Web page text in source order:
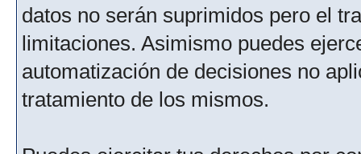
datos no serán suprimidos pero el
limitaciones. Asimismo puedes
automatización de decisiones no
tratamiento de los mismos.